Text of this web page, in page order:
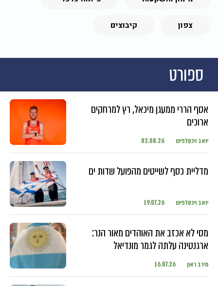
צפון קיבוצים
ספורט
אסף הררי ממעגן מיכאל, רץ למרחקים
ארוכים
יואב ויכסלפיש 02.08.26
מדליית כסף לשייטים מהפועל שדות ים
יואב ויכסלפיש 19.07.26
מסי לא אכזב את האוהדים מאור הנר:
ארגנטינה עלתה לגמר מונדיאל
מירב ראון 16.07.26